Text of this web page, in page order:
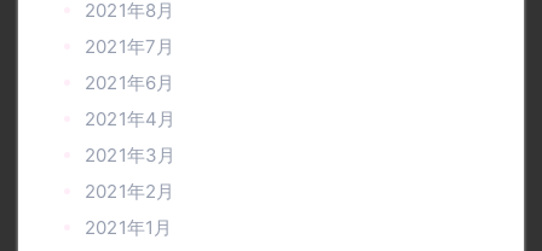
2021年8月
2021年7月
2021年6月
2021年4月
2021年3月
2021年2月
2021年1月